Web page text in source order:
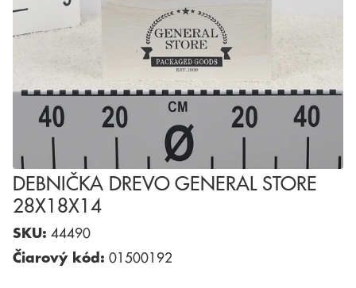
DEBNIČKA DREVO GENERAL STORE
28X18X14
SKU: 44490
Čiarový kód: 01500192